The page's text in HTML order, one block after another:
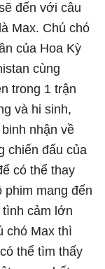
đến với câu
Max. Chú chó
của Hoa Kỳ
cùng
trong 1 trận
và hi sinh,
nhận về
chiến đấu của
có thể thay
phim mang đến
tình cảm lớn
chó Max thì
thể tìm thấy